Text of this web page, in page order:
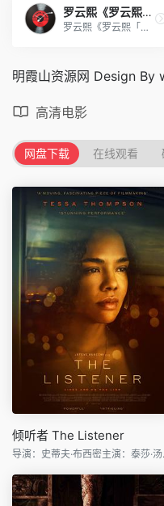
罗云熙《罗云熙「此刻 X 以光
罗云熙《罗云熙「此刻 X 以光」演唱会Live合辑》[FLAC/分轨][978.14MB]
明霞山资源网 Design By
高清电影
网盘下载 在线观看
倾听者 The Listener
导演：